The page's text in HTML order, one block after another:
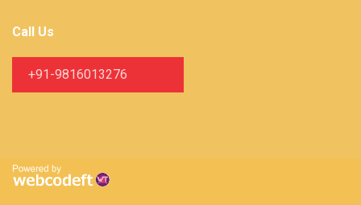
Call Us
+91-9816013276